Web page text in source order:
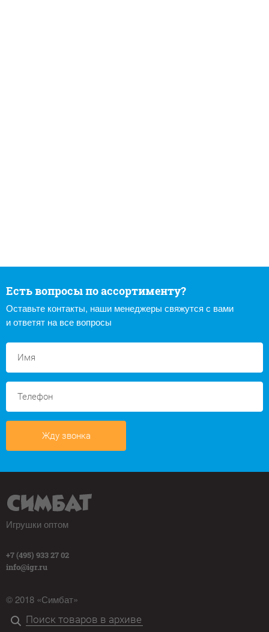
Есть вопросы по ассортименту?
Оставьте контакты, наши менеджеры свяжутся с вами
и ответят на все вопросы
Жду звонка
Игрушки оптом
+7 (495) 933 27 02
info@igr.ru
© 2018 «Симбат»